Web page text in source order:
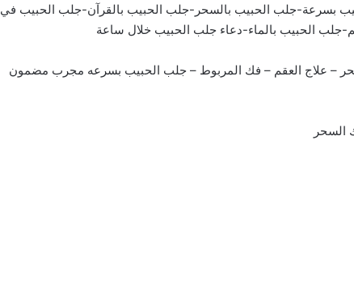
بسرعة-جلب الحبيب بالسحر-جلب الحبيب بالقرآن-جلب الحبيب في
جلب الحبيب بالماء-دعاء جلب الحبيب خلال ساعة
– علاج العقم – فك المربوط – جلب الحبيب بسرعه مجرب مضمون
السحر